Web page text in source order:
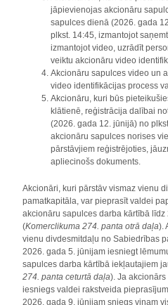
jāpievienojas akcionāru
sapulces dienā (2026. gada
plkst. 14:45, izmantojot
izmantojot video, uzrādīt
veiktu akcionāru video
Akcionāru sapulces video un
video identifikācijas process
Akcionāru, kuri būs
klātienē, reģistrācija dalībai
(2026. gada 12. jūnijā) no
akcionāru sapulces norises
pārstāvjiem reģistrējoties,
apliecinošs dokuments.
Akcionāri, kuri pārstāv vismaz vienu
pamatkapitāla, var pieprasīt valdei
akcionāru sapulces darba kārtībā
(Komerclikuma 274. panta otrā daļa).
vienu divdesmitdaļu no Sabiedrības
2026. gada 5. jūnijam iesniegt
sapulces darba kārtībā iekļautajiem
274. panta ceturtā daļa). Ja
iesniegs valdei rakstveida
2026. gada 9. jūnijam sniegs viņam